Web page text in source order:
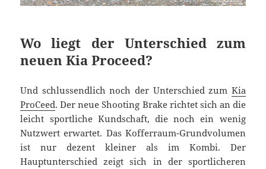
Wo liegt der Unterschied zum
neuen Kia Proceed?
Und schlussendlich noch der Unterschied zum Kia
ProCeed. Der neue Shooting Brake richtet sich an die
leicht sportliche Kundschaft, die noch ein wenig
Nutzwert erwartet. Das Kofferraum-Grundvolumen
ist nur dezent kleiner als im Kombi. Der
Hauptunterschied zeigt sich in der sportlicheren